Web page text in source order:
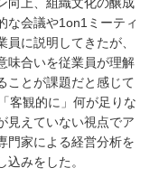
な会議や1on1ミーティ
に説明してきたが、
味合いを従業員が理解
ことが課題だと感じて
客観的に」何が足りな
見えていない視点でア
門家による経営分析を
みをした。